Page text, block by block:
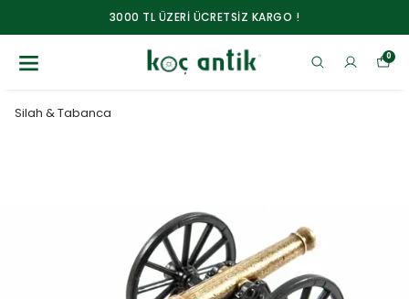
3000 TL ÜZERİ ÜCRETSİZ KARGO !
0
Silah & Tabanca